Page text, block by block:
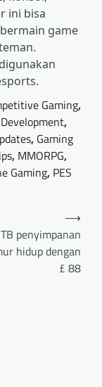
ini bisa
game
Gaming,
,
, Gaming
, MMORPG,
Gaming, PES
penyimpanan
hidup dengan
£ 88
⟶